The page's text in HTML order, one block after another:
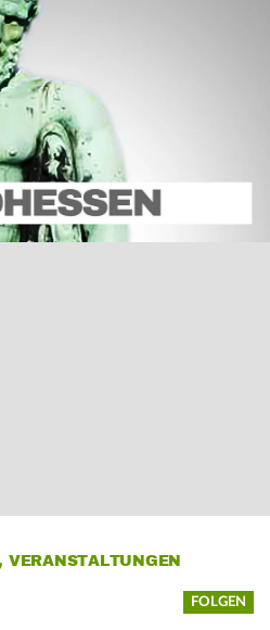
VERANSTALTUNGEN
FOLGEN